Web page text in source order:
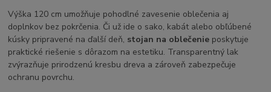
Výška 120 cm umožňuje pohodlné zavesenie oblečenia aj
doplnkov bez pokrčenia. Či už ide o sako, kabát alebo obľúbené
kúsky pripravené na ďalší deň, stojan na oblečenie poskytuje
praktické riešenie s dôrazom na estetiku. Transparentný lak
zvýrazňuje prirodzenú kresbu dreva a zároveň zabezpečuje
ochranu povrchu.